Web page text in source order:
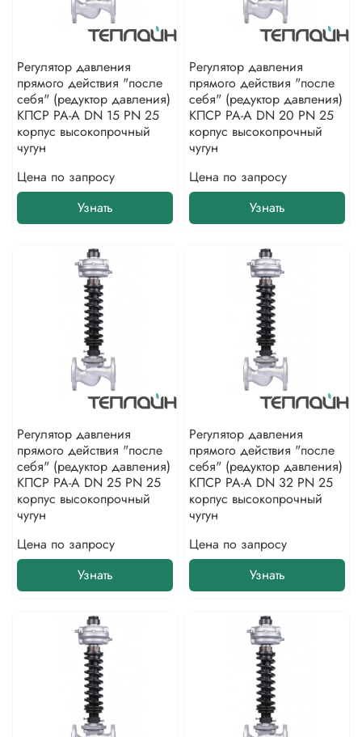
Регулятор давления
прямого действия "после
себя" (редуктор давления)
КПСР РА-А DN 15 PN 25
корпус высокопрочный
чугун
Цена по запросу
Узнать
Регулятор давления
прямого действия "после
себя" (редуктор давления)
КПСР РА-А DN 20 PN 25
корпус высокопрочный
чугун
Цена по запросу
Узнать
Регулятор давления
прямого действия "после
себя" (редуктор давления)
КПСР РА-А DN 25 PN 25
корпус высокопрочный
чугун
Цена по запросу
Узнать
Регулятор давления
прямого действия "после
себя" (редуктор давления)
КПСР РА-А DN 32 PN 25
корпус высокопрочный
чугун
Цена по запросу
Узнать